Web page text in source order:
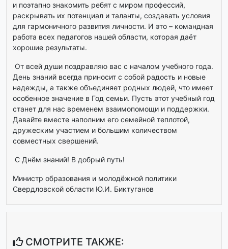
и поэтапно знакомить ребят с миром профессий,
раскрывать их потенциал и таланты, создавать условия
для гармоничного развития личности. И это – командная
работа всех педагогов нашей области, которая даёт
хорошие результаты.
От всей души поздравляю вас с началом учебного года.
День знаний всегда приносит с собой радость и новые
надежды, а также объединяет родных людей, что имеет
особенное значение в Год семьи. Пусть этот учебный год
станет для нас временем взаимопомощи и поддержки.
Давайте вместе наполним его семейной теплотой,
дружеским участием и большим количеством
совместных свершений.
С Днём знаний! В добрый путь!
Министр образования и молодёжной политики
Свердловской области Ю.И. Биктуганов
СМОТРИТЕ ТАКЖЕ: